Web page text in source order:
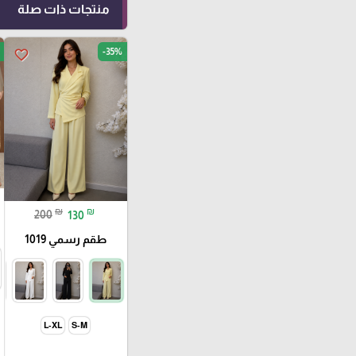
منتجات ذات صلة
favorite_border -35%
200 ₪ 130 ₪
طقم رسمي 1019
S-M
L-XL